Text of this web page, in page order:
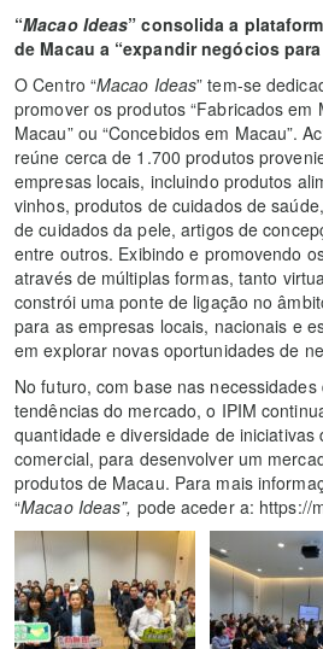
“Macao Ideas” consolida a
de Macau a “expandir negócios
O Centro “Macao Ideas” tem-se
promover os produtos “Fabricados em
Macau” ou “Concebidos em Macau”.
reúne cerca de 1.700 produtos
empresas locais, incluindo produtos
vinhos, produtos de cuidados de
de cuidados da pele, artigos de
entre outros. Exibindo e promovendo
através de múltiplas formas, tanto
constrói uma ponte de ligação no
para as empresas locais, nacionais e
em explorar novas oportunidades de
No futuro, com base nas
tendências do mercado, o IPIM
quantidade e diversidade de
comercial, para desenvolver um
produtos de Macau. Para mais
“Macao Ideas”, pode aceder a: https://